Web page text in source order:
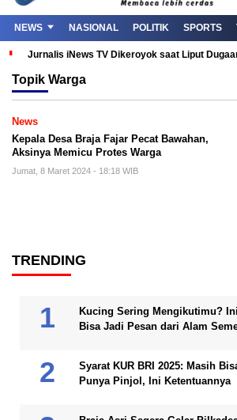
NEWS NASIONAL POLITIK SPORTS
Jurnalis iNews TV Dikeroyok saat Liput
Topik Warga
News
Kepala Desa Braja Fajar Pecat Bawahan,
Aksinya Memicu Protes Warga
Jumat, 8 Maret 2024 - 18:18 WIB
TRENDING
Kucing Sering Mengikutimu?
Bisa Jadi Pesan dari Alam
Syarat KUR BRI 2025: Masih
Punya Pinjol, Ini Ketentuannya